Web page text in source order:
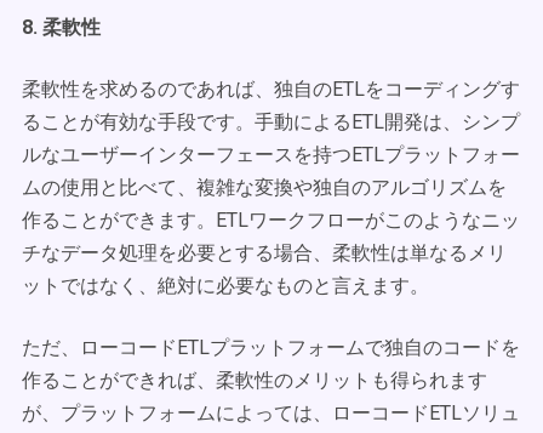
8. 柔軟性
柔軟性を求めるのであれば、独自のETLをコーディングす
ることが有効な手段です。手動によるETL開発は、シンプ
ルなユーザーインターフェースを持つETLプラットフォー
ムの使用と比べて、複雑な変換や独自のアルゴリズムを
作ることができます。ETLワークフローがこのようなニッ
チなデータ処理を必要とする場合、柔軟性は単なるメリ
ットではなく、絶対に必要なものと言えます。
ただ、ローコードETLプラットフォームで独自のコードを
作ることができれば、柔軟性のメリットも得られます
が、プラットフォームによっては、ローコードETLソリュ